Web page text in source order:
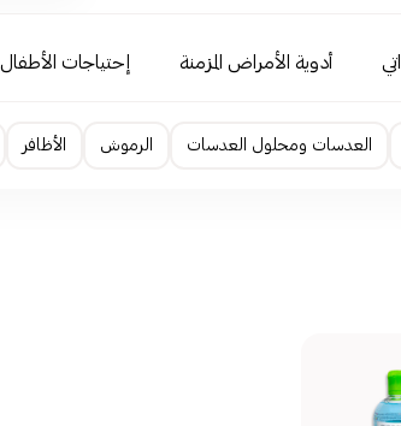
أدوية الأمراض المزمنة إحتياجات الأطفال
العدسات ومحلول العدسات الرموش الأظافر